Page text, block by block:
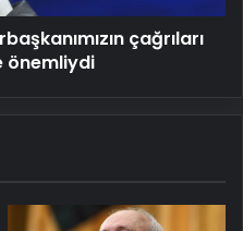
çağrıları
önemliydi